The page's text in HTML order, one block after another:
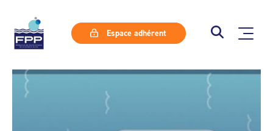
Espace adhérent